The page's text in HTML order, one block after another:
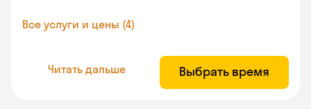
Все услуги и цены (4)
Читать дальше Выбрать время